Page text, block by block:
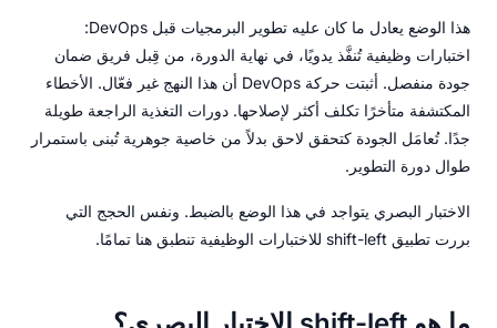
هذا الوضع يعادل ما كان عليه تطوير البرمجيات قبل DevOps:
اختبارات وظيفية تُنفَّذ يدويًا، في نهاية الدورة، من قِبل فريق ضمان
جودة منفصل. أثبتت حركة DevOps أن هذا النهج غير فعّال. الأخطاء
المكتشفة متأخرًا تكلف أكثر لإصلاحها. دورات التغذية الراجعة طويلة
جدًا. تُعامَل الجودة كتحقق لاحق بدلاً من خاصية جوهرية تُبنى باستمرار
طوال دورة التطوير.
الاختبار البصري يتواجد في هذا الوضع بالضبط. ونفس الحجج التي
بررت تطبيق shift-left للاختبارات الوظيفية تنطبق هنا تمامًا.